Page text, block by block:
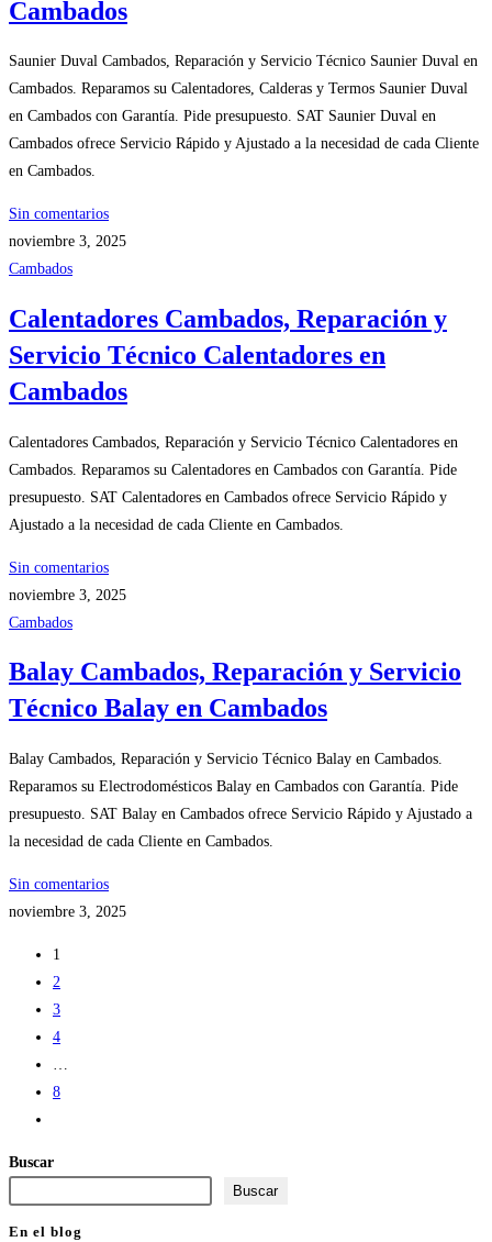
Cambados
Saunier Duval Cambados, Reparación y Servicio Técnico Saunier Duval en
Cambados. Reparamos su Calentadores, Calderas y Termos Saunier Duval
en Cambados con Garantía. Pide presupuesto. SAT Saunier Duval en
Cambados ofrece Servicio Rápido y Ajustado a la necesidad de cada Cliente
en Cambados.
Sin comentarios
noviembre 3, 2025
Cambados
Calentadores Cambados, Reparación y
Servicio Técnico Calentadores en
Cambados
Calentadores Cambados, Reparación y Servicio Técnico Calentadores en
Cambados. Reparamos su Calentadores en Cambados con Garantía. Pide
presupuesto. SAT Calentadores en Cambados ofrece Servicio Rápido y
Ajustado a la necesidad de cada Cliente en Cambados.
Sin comentarios
noviembre 3, 2025
Cambados
Balay Cambados, Reparación y Servicio
Técnico Balay en Cambados
Balay Cambados, Reparación y Servicio Técnico Balay en Cambados.
Reparamos su Electrodomésticos Balay en Cambados con Garantía. Pide
presupuesto. SAT Balay en Cambados ofrece Servicio Rápido y Ajustado a
la necesidad de cada Cliente en Cambados.
Sin comentarios
noviembre 3, 2025
1
2
3
4
8
la
página
siguiente
Buscar
Buscar
En el blog